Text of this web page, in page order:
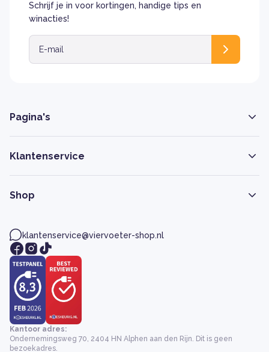
Pagina's
Klantenservice
Shop
Schrijf je in voor kortingen, handige tips en
winacties!
klantenservice@viervoeter-shop.nl
Kantoor adres:
Ondernemingsweg 70, 2404 HN Alphen aan den Rijn. Dit is geen
bezoekadres.